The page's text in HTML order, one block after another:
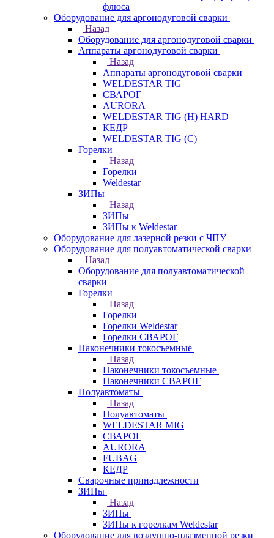
флюса
Оборудование для аргонодуговой сварки
Назад
Оборудование для аргонодуговой сварки
Аппараты аргонодуговой сварки
Назад
Аппараты аргонодуговой сварки
WELDESTAR TIG
СВАРОГ
AURORA
WELDESTAR TIG (H) HARD
КЕДР
WELDESTAR TIG (С)
Горелки
Назад
Горелки
Weldestar
ЗИПы
Назад
ЗИПы
ЗИПы к Weldestar
Оборудование для лазерной резки с ЧПУ
Оборудование для полуавтоматической сварки
Назад
Оборудование для полуавтоматической
сварки
Горелки
Назад
Горелки
Горелки Weldestar
Горелки СВАРОГ
Наконечники токосъемные
Назад
Наконечники токосъемные
Наконечники СВАРОГ
Полуавтоматы
Назад
Полуавтоматы
WELDESTAR MIG
СВАРОГ
AURORA
FUBAG
КЕДР
Сварочные принадлежности
ЗИПы
Назад
ЗИПы
ЗИПы к горелкам Weldestar
Оборудование для воздушно-плазменной резки